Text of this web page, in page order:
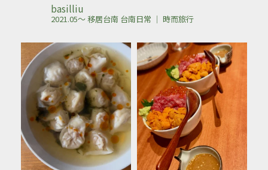
basilliu
2021.05～ 移居台南 台南日常 ｜ 時而旅行